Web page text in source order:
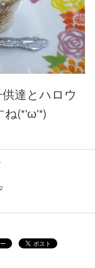
達とハロウ
ね(*'ω'*)